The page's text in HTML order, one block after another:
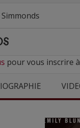
pour vous inscrire